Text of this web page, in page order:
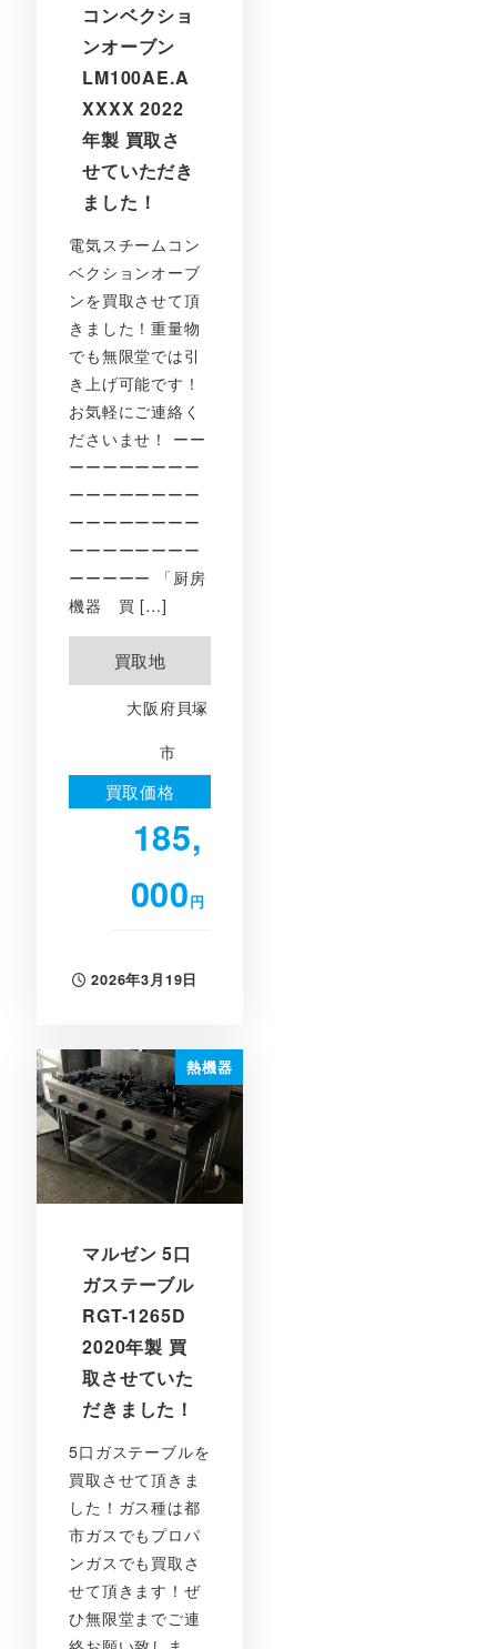
コンベクショ
ンオーブン
LM100AE.A
XXXX 2022
年製 買取さ
せていただき
ました！
電気スチームコン
ベクションオーブ
ンを買取させて頂
きました！重量物
でも無限堂では引
き上げ可能です！
お気軽にご連絡く
ださいませ！ ーー
ーーーーーーーー
ーーーーーーーー
ーーーーーーーー
ーーーーーーーー
ーーーーー 「厨房
機器 買 […]
買取地
大阪府貝塚
市
買取価格
185,
000円
投稿日
2026年3月19日
熱機器
マルゼン 5口
ガステーブル
RGT-1265D
2020年製 買
取させていた
だきました！
5口ガステーブルを
買取させて頂きま
した！ガス種は都
市ガスでもプロパ
ンガスでも買取さ
せて頂きます！ぜ
ひ無限堂までご連